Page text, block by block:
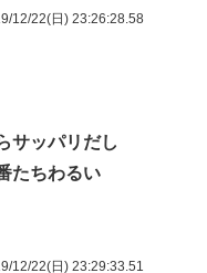
12/22(日) 23:26:28.58
サッパリだし
たちわるい
12/22(日) 23:29:33.51